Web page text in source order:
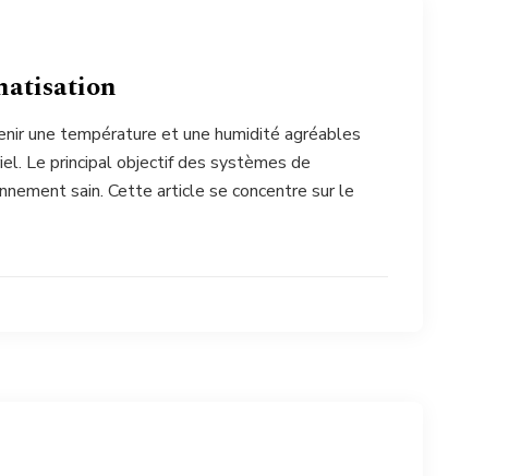
une température et une humidité agréables
Le principal objectif des systèmes de
sain. Cette article se concentre sur le